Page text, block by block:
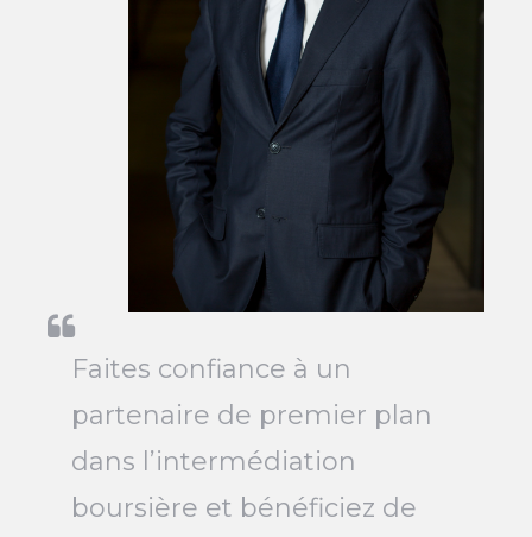
Faites confiance à un
partenaire de premier plan
dans l’intermédiation
boursière et bénéficiez de